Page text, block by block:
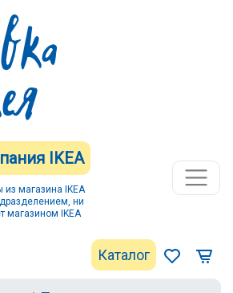
IKEA
магазина IKEA
ни
магазином IKEA
Каталог